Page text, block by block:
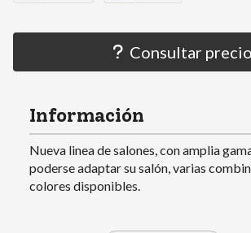
Consultar precio
Información
Nueva linea de salones, con amplia
poderse adaptar su salón, varias
colores disponibles.